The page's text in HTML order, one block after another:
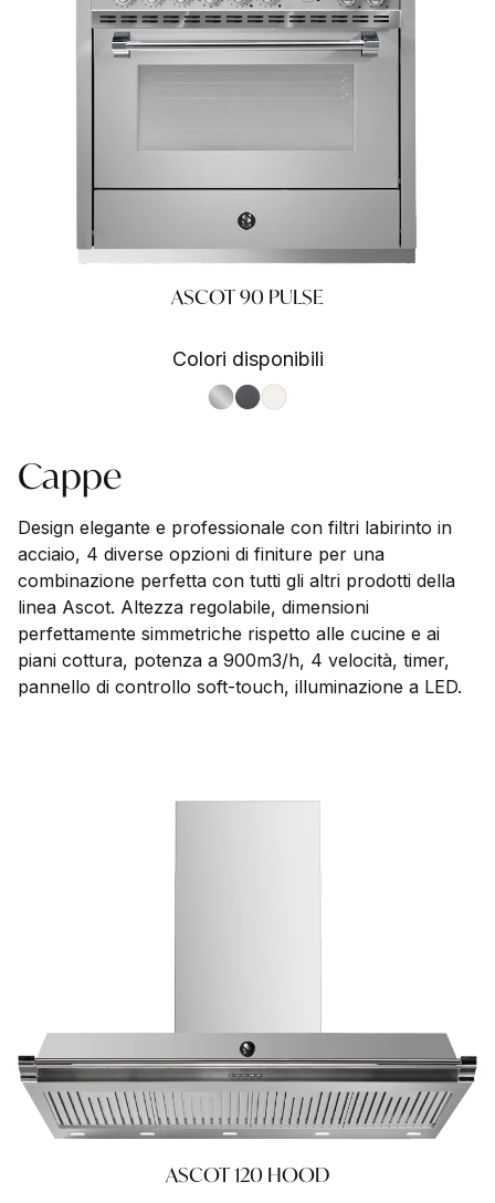
ASCOT 90 PULSE
Colori disponibili
S.Steel SS
Antracite AN
Nuvola NA
Cappe
Design elegante e professionale con filtri labirinto in
acciaio, 4 diverse opzioni di finiture per una
combinazione perfetta con tutti gli altri prodotti della
linea Ascot. Altezza regolabile, dimensioni
perfettamente simmetriche rispetto alle cucine e ai
piani cottura, potenza a 900m3/h, 4 velocità, timer,
pannello di controllo soft-touch, illuminazione a LED.
ASCOT 120 HOOD